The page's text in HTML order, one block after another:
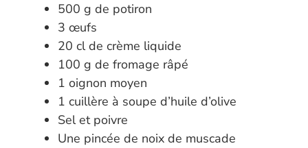
500 g de potiron
3 œufs
20 cl de crème liquide
100 g de fromage râpé
1 oignon moyen
1 cuillère à soupe d’huile d’olive
Sel et poivre
Une pincée de noix de muscade